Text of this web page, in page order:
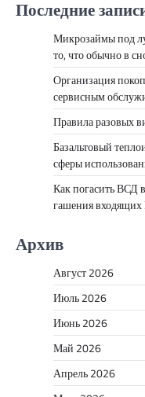
Последние
Микрозаймы под
то, что обычно в
Организация
сервисным
Правила разовых
Базальтовый
сферы
Как погасить ВСД
гашения
Архив
Август 2026
Июль 2026
Июнь 2026
Май 2026
Апрель 2026